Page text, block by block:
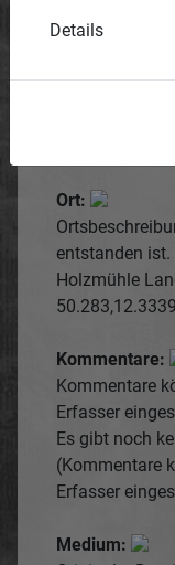
Entstanden:
Bericht nach
Ort:
entstanden ist.
Holzmühle
50.283,12.3339
Kommentare:
Kommentare
Erfasser
Es gibt noch
(Kommentare
Erfasser
Medium:
Details